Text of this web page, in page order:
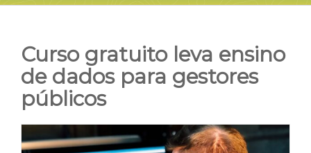
Curso gratuito leva ensino
de dados para gestores
públicos
Larger